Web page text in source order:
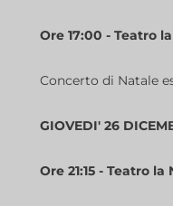
Ore 17:00 - Teatro
Concerto di Natale
GIOVEDI' 26
Ore 21:15 - Teatro